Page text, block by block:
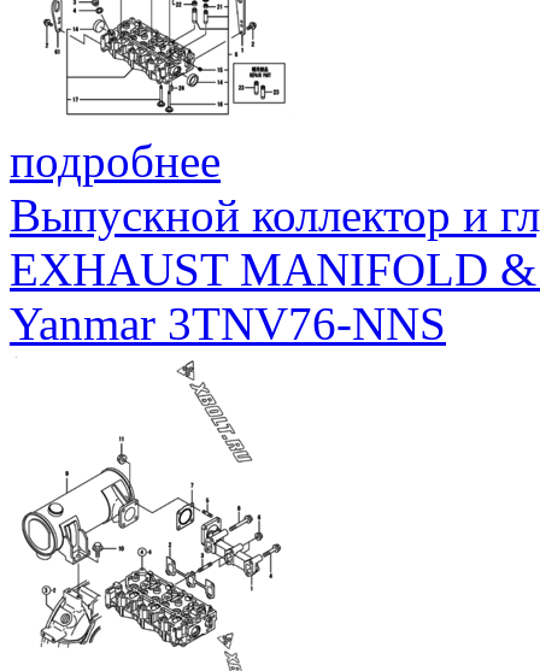
подробнее
Выпускной коллектор и
EXHAUST MANIFOLD
Yanmar 3TNV76-NNS